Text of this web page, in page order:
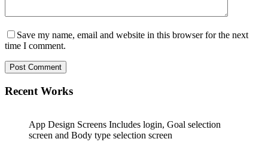
Save my name, email and website in this browser for the next
time I comment.
Post Comment
Recent Works
App Design Screens Includes login, Goal selection
screen and Body type selection screen